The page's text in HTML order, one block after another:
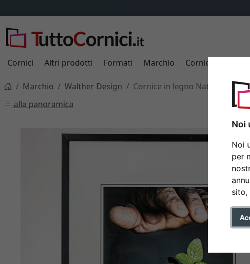
Noi
Noi
per
sito,
Cornici Altri prodotti Formati Marchio Cornici su misura
Marchio Walther Design
Cornice in legno Nature
alla panoramica